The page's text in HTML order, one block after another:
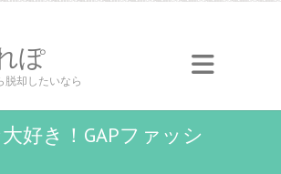
ぽ
脱却したいなら
好き！GAPファッシ